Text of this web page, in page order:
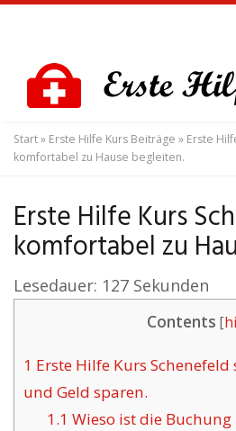
content
Start» Erste Hilfe Kurs Beiträge » Erste
komfortabel zu Hause begleiten.
Erste Hilfe Kurs
komfortabel zu
Lesedauer: 127 Sekunden
Contents [
1 Erste Hilfe Kurs
und Geld sparen.
1.1 Wieso ist die